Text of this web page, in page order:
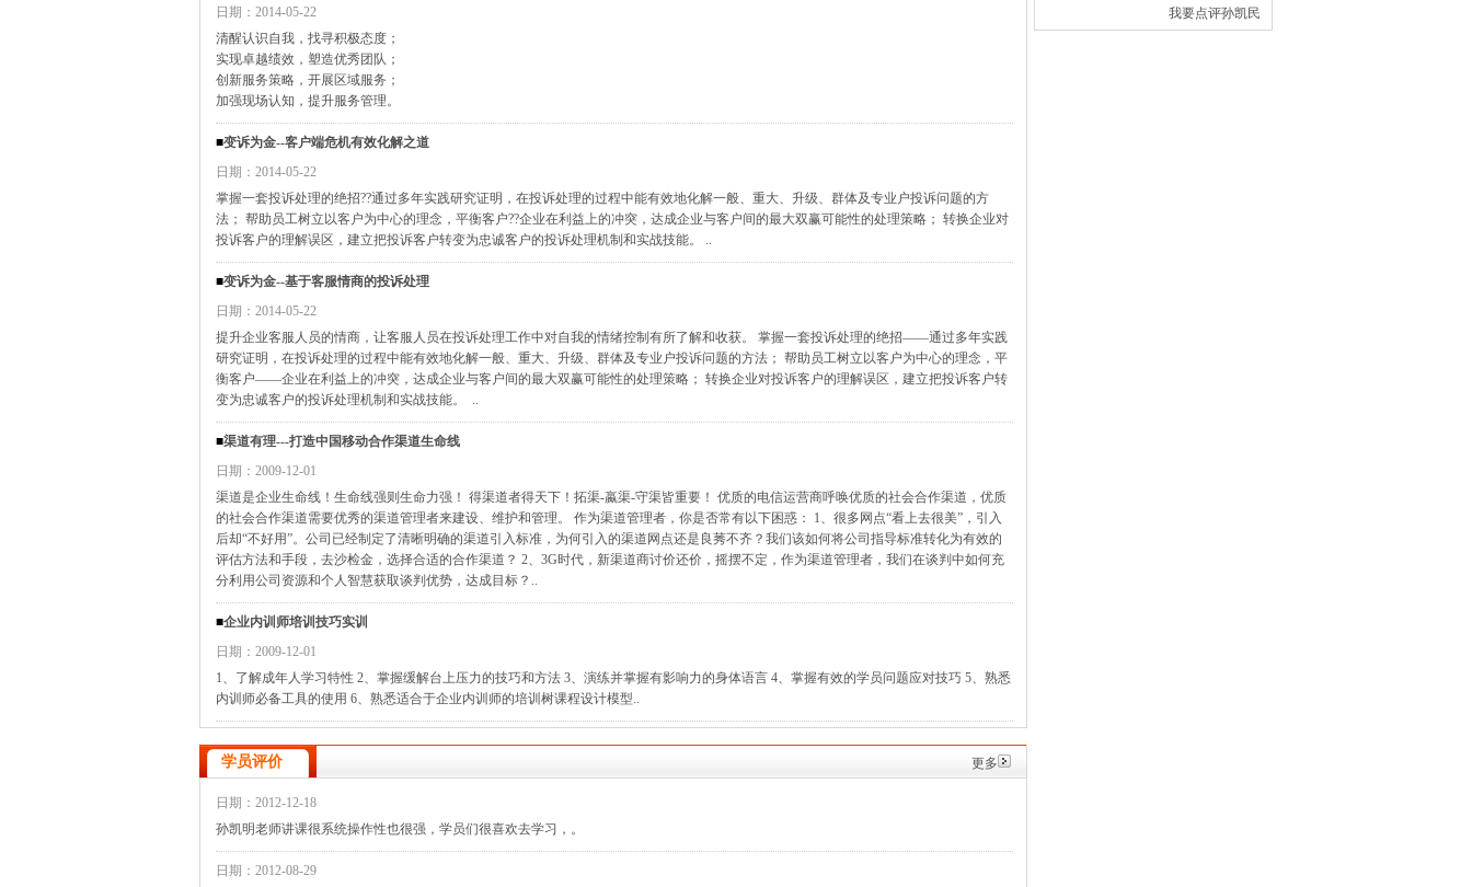
日期：2014-05-22
清醒认识自我，找寻积极态度；
实现卓越绩效，塑造优秀团队；
创新服务策略，开展区域服务；
加强现场认知，提升服务管理。
■变诉为金--客户端危机有效化解之道
日期：2014-05-22
掌握一套投诉处理的绝招??通过多年实践研究证明，在投诉处理的过程中能有效地化解一般、重大、升级、群体及专业户投诉问题的方
法； 帮助员工树立以客户为中心的理念，平衡客户??企业在利益上的冲突，达成企业与客户间的最大双赢可能性的处理策略； 转换企业对
投诉客户的理解误区，建立把投诉客户转变为忠诚客户的投诉处理机制和实战技能。 ..
■变诉为金--基于客服情商的投诉处理
日期：2014-05-22
提升企业客服人员的情商，让客服人员在投诉处理工作中对自我的情绪控制有所了解和收获。 掌握一套投诉处理的绝招——通过多年实践
研究证明，在投诉处理的过程中能有效地化解一般、重大、升级、群体及专业户投诉问题的方法； 帮助员工树立以客户为中心的理念，平
衡客户——企业在利益上的冲突，达成企业与客户间的最大双赢可能性的处理策略； 转换企业对投诉客户的理解误区，建立把投诉客户转
变为忠诚客户的投诉处理机制和实战技能。 ..
■渠道有理---打造中国移动合作渠道生命线
日期：2009-12-01
渠道是企业生命线！生命线强则生命力强！ 得渠道者得天下！拓渠-蠃渠-守渠皆重要！ 优质的电信运营商呼唤优质的社会合作渠道，优质
的社会合作渠道需要优秀的渠道管理者来建设、维护和管理。 作为渠道管理者，你是否常有以下困惑： 1、很多网点“看上去很美”，引入
后却“不好用”。公司已经制定了清晰明确的渠道引入标准，为何引入的渠道网点还是良莠不齐？我们该如何将公司指导标准转化为有效的
评估方法和手段，去沙检金，选择合适的合作渠道？ 2、3G时代，新渠道商讨价还价，摇摆不定，作为渠道管理者，我们在谈判中如何充
分利用公司资源和个人智慧获取谈判优势，达成目标？..
■企业内训师培训技巧实训
日期：2009-12-01
1、了解成年人学习特性 2、掌握缓解台上压力的技巧和方法 3、演练并掌握有影响力的身体语言 4、掌握有效的学员问题应对技巧 5、熟悉
内训师必备工具的使用 6、熟悉适合于企业内训师的培训树课程设计模型..
学员评价 更多
日期：2012-12-18
孙凯明老师讲课很系统操作性也很强，学员们很喜欢去学习，。
日期：2012-08-29
我要点评孙凯民